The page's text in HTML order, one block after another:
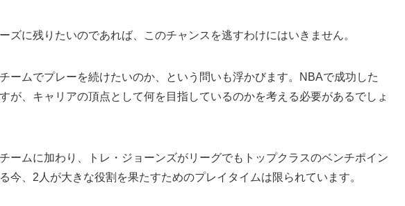
ズに残りたいのであれば、このチャンスを逃すわけにはいきません。
ームでプレーを続けたいのか、という問いも浮かびます。NBAで成功した
が、キャリアの頂点として何を目指しているのかを考える必要があるでしょ
ームに加わり、トレ・ジョーンズがリーグでもトップクラスのベンチポイン
今、2人が大きな役割を果たすためのプレイタイムは限られています。